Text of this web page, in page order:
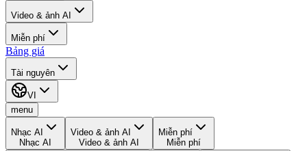
Video & ảnh AI
Miễn phí
Bảng giá
Tài nguyên
VI
menu
Nhạc AI
Nhạc AI
Video & ảnh AI
Video & ảnh AI
Miễn phí
Miễn phí